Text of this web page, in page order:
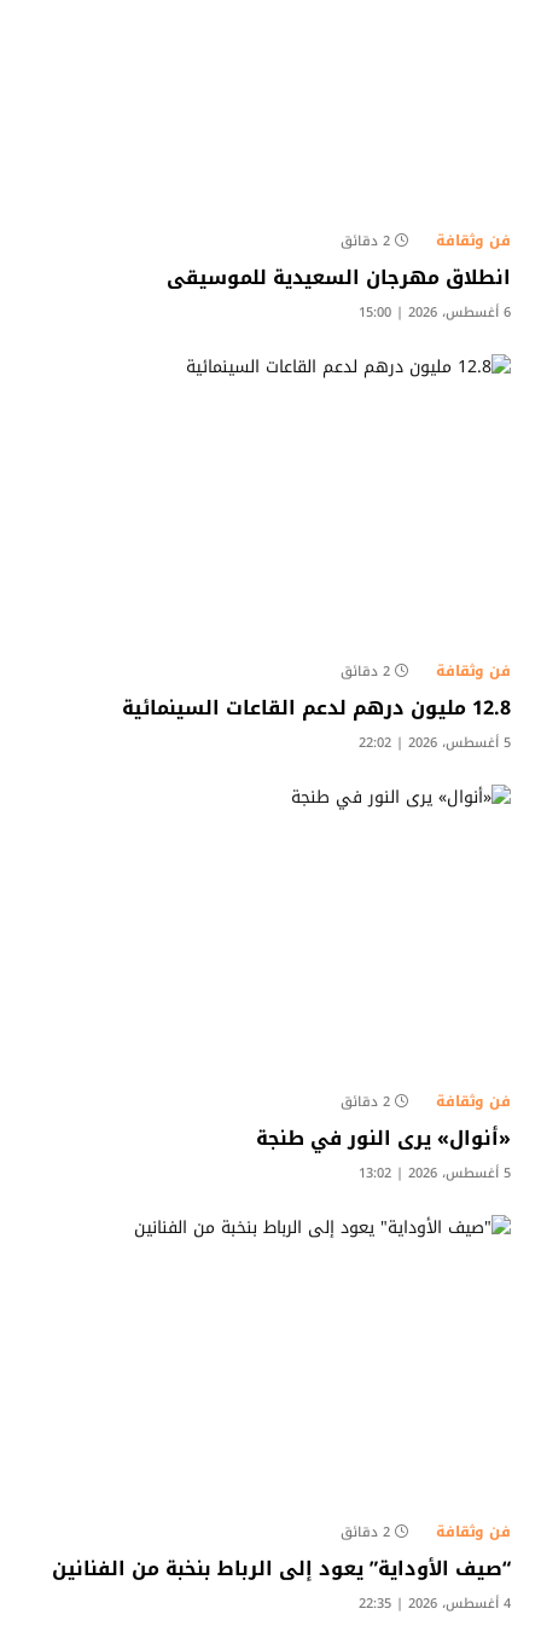
فن وثقافة 2 دقائق
انطلاق مهرجان السعيدية للموسيقى
6 أغسطس، 2026 | 15:00
فن وثقافة 2 دقائق
12.8 مليون درهم لدعم القاعات السينمائية
5 أغسطس، 2026 | 22:02
فن وثقافة 2 دقائق
«أنوال» يرى النور في طنجة
5 أغسطس، 2026 | 13:02
فن وثقافة 2 دقائق
“صيف الأوداية” يعود إلى الرباط بنخبة من الفنانين
4 أغسطس، 2026 | 22:35